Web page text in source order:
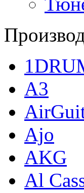
A3
Ajo
AKG
Al